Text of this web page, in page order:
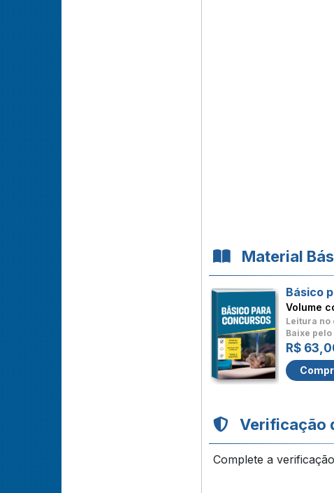
Material
Básico
Volume
Leitura no
Baixe
R$
Verificação
Complete a